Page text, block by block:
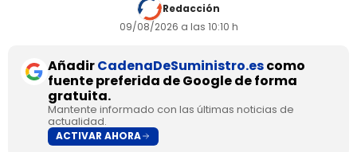
Redacción
09/08/2026 a las 10:10 h
AñadirCadenaDeSuministro.escomo
fuente preferida de Google de forma
gratuita.
Mantente informado con las últimas noticias de
actualidad.
ACTIVAR AHORA